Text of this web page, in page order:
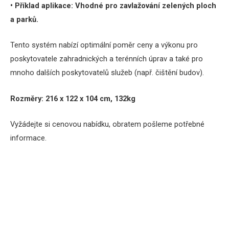
• Příklad aplikace: Vhodné pro zavlažování zelených ploch
a parků.
Tento systém nabízí optimální poměr ceny a výkonu pro
poskytovatele zahradnických a terénních úprav a také pro
mnoho dalších poskytovatelů služeb (např. čištění budov).
Rozměry: 216 x 122 x 104 cm, 132kg
Vyžádejte si cenovou nabídku, obratem pošleme potřebné
informace.